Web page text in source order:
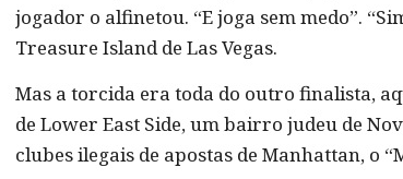
jogador o alfinetou. “E joga sem medo”.
Treasure Island de Las Vegas.
Mas a torcida era toda do outro finalista,
de Lower East Side, um bairro judeu de
clubes ilegais de apostas de Manhattan, o